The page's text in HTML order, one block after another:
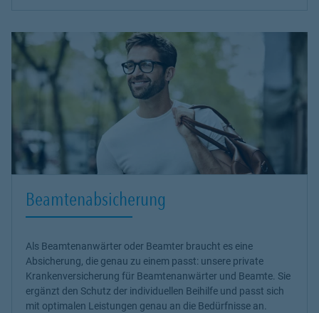
Beamtenabsicherung
Als Beamtenanwärter oder Beamter braucht es eine
Absicherung, die genau zu einem passt: unsere private
Krankenversicherung für Beamtenanwärter und Beamte. Sie
ergänzt den Schutz der individuellen Beihilfe und passt sich
mit optimalen Leistungen genau an die Bedürfnisse an.